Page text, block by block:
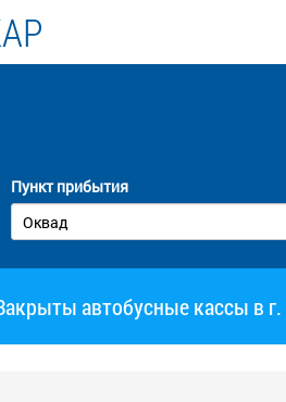
Пункт прибытия
автобусные кассы в